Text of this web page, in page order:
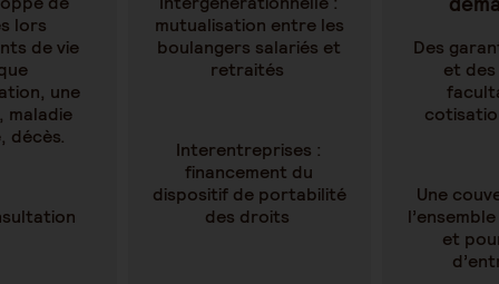
lors
de vie
une
maladie
décès.
mutualisation entre les
boulangers salariés et
retraités
Interentreprises :
financement du
dispositif de portabilité
des droits
Des
et
Une
et